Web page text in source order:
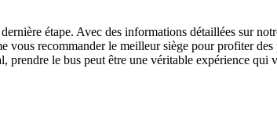
étape. Avec des informations détaillées sur
recommander le meilleur siège pour profiter
le bus peut être une véritable expérience qui